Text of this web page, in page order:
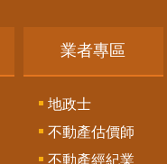
業者專區
地政士
不動產估價師
不動產經紀業